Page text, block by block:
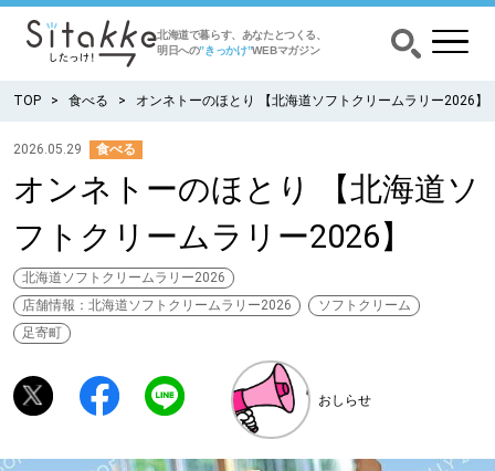
北海道で暮らす、あなたとつくる、
明日への”きっかけ”WEBマガジン
CATEGORY カテゴリー
食べる
出かける
暮らす
TOP 食べる オンネトーのほとり 【北海道ソフトクリームラリー2026】
2026.05.29 食べる
オンネトーのほとり 【北海道ソ
フトクリームラリー2026】
北海道ソフトクリームラリー2026
店舗情報：北海道ソフトクリームラリー2026
ソフトクリーム
足寄町
おしらせ